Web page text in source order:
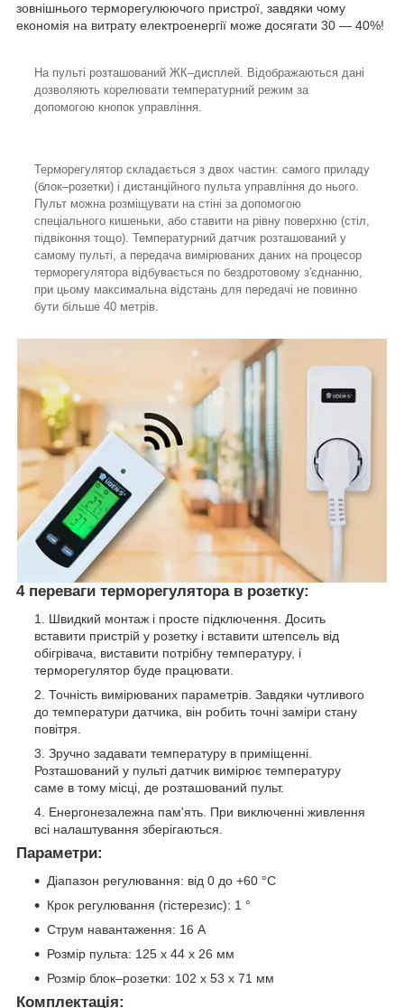
зовнішнього терморегулюючого пристрої, завдяки чому
економія на витрату електроенергії може досягати 30 — 40%!
Терморегулятор складається з двох частин: самого приладу
(блок–розетки) і дистанційного пульта управління до нього.
Пульт можна розміщувати на стіні за допомогою
спеціального кишеньки, або ставити на рівну поверхню (стіл,
підвіконня тощо). Температурний датчик розташований у
самому пульті, а передача вимірюваних даних на процесор
терморегулятора відбувається по бездротовому з'єднанню,
при цьому максимальна відстань для передачі не повинно
бути більше 40 метрів.
На пульті розташований ЖК–дисплей. Відображаються дані
дозволяють корелювати температурний режим за
допомогою кнопок управління.
4 переваги терморегулятора в розетку:
Швидкий монтаж і просте підключення. Досить
вставити пристрій у розетку і вставити штепсель від
обігрівача, виставити потрібну температуру, і
терморегулятор буде працювати.
Точність вимірюваних параметрів. Завдяки чутливого
до температури датчика, він робить точні заміри стану
повітря.
Зручно задавати температуру в приміщенні.
Розташований у пульті датчик вимірює температуру
саме в тому місці, де розташований пульт.
Енергонезалежна пам'ять. При виключенні живлення
всі налаштування зберігаються.
Параметри:
Діапазон регулювання: від 0 до +60 °С
Крок регулювання (гістерезис): 1 °
Струм навантаження: 16 А
Розмір пульта: 125 х 44 х 26 мм
Розмір блок–розетки: 102 х 53 х 71 мм
Комплектація: